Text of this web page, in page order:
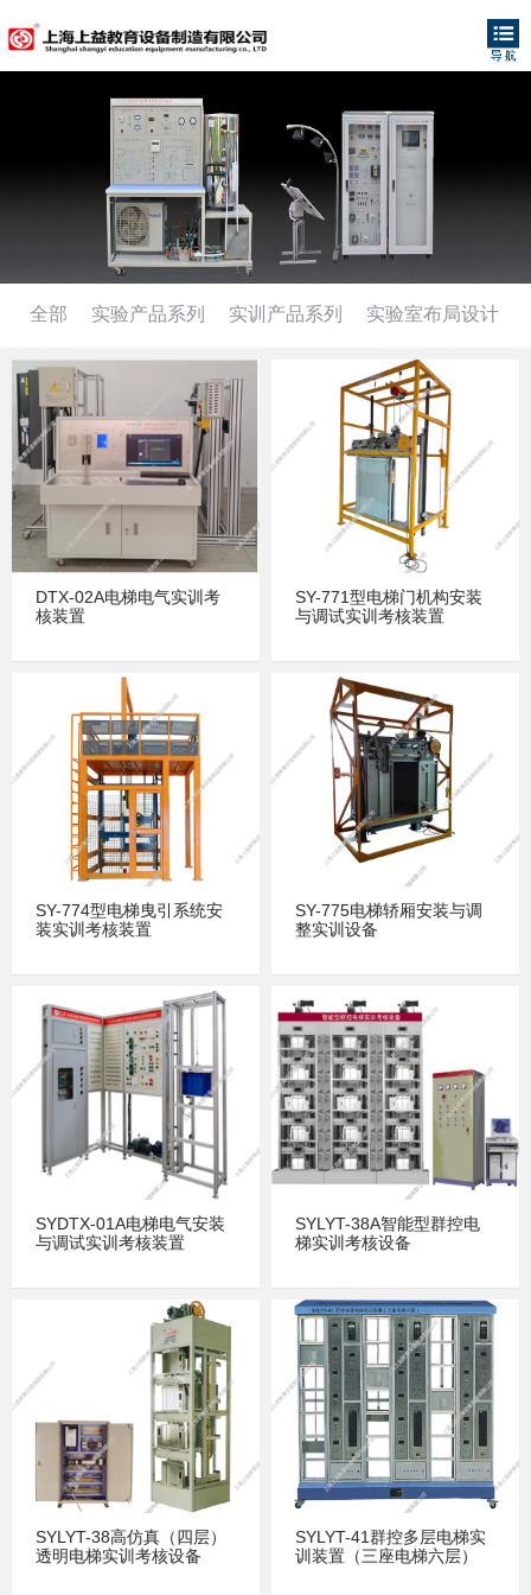
全部 实验产品系列 实训产品系列 实验室布局设计
DTX-02A电梯电气实训考
核装置
SY-771型电梯门机构安装
与调试实训考核装置
SY-774型电梯曳引系统安
装实训考核装置
SY-775电梯轿厢安装与调
整实训设备
SYDTX-01A电梯电气安装
与调试实训考核装置
SYLYT-38A智能型群控电
梯实训考核设备
SYLYT-38高仿真（四层）
透明电梯实训考核设备
SYLYT-41群控多层电梯实
训装置（三座电梯六层）